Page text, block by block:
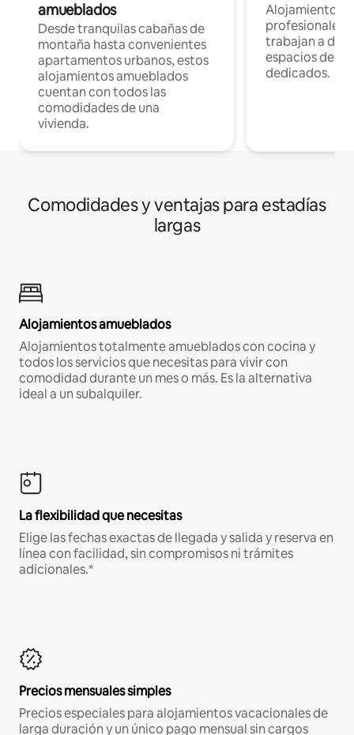
amueblados
Desde tranquilas cabañas de
montaña hasta convenientes
apartamentos urbanos, estos
alojamientos amueblados
cuentan con todos las
comodidades de una
vivienda.
Alojamientos
profesionales
trabajan a
espacios de
dedicados.
Comodidades y ventajas para estadías
largas
Alojamientos amueblados
Alojamientos totalmente amueblados con cocina y
todos los servicios que necesitas para vivir con
comodidad durante un mes o más. Es la alternativa
ideal a un subalquiler.
La flexibilidad que necesitas
Elige las fechas exactas de llegada y salida y reserva en
línea con facilidad, sin compromisos ni trámites
adicionales.*
Precios mensuales simples
Precios especiales para alojamientos vacacionales de
larga duración y un único pago mensual sin cargos